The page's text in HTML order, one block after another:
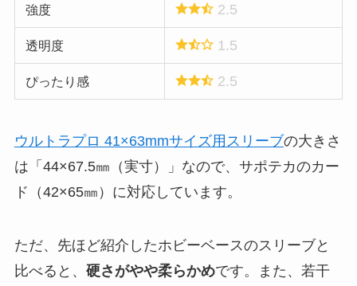
強度 2.5
透明度 1.5
ぴったり感 2.5
ウルトラプロ 41×63mmサイズ用スリーブの大きさ
は「44×67.5㎜（実寸）」なので、サポテカのカー
ド（42×65㎜）に対応しています。
ただ、先ほど紹介したホビーベースのスリーブと
比べると、 硬さがやや柔らかめです。また、若干